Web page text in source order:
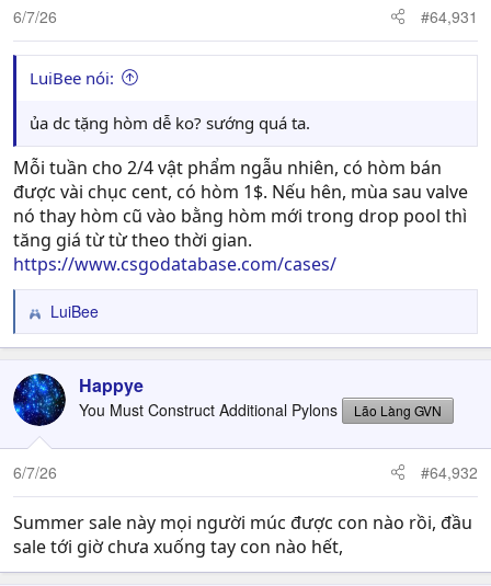
6/7/26 #64,931
LuiBee nói:
ủa dc tặng hòm dễ ko? sướng quá ta.
Mỗi tuần cho 2/4 vật phẩm ngẫu nhiên, có hòm bán
được vài chục cent, có hòm 1$. Nếu hên, mùa sau valve
nó thay hòm cũ vào bằng hòm mới trong drop pool thì
tăng giá từ từ theo thời gian.
https://www.csgodatabase.com/cases/
R
e
c
t
i
o
n
s
LuiBee
Happye
You Must Construct Additional Pylons Lão Làng GVN
6/7/26 #64,932
Summer sale này mọi người múc được con nào rồi, đầu
sale tới giờ chưa xuống tay con nào hết,